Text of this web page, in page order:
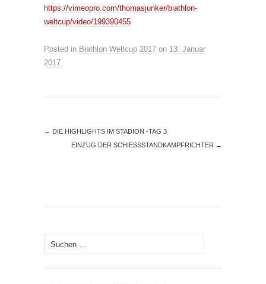
https://vimeopro.com/thomasjunker/biathlon-
weltcup/video/199390455
Posted in Biathlon Weltcup 2017 on 13. Januar
2017.
← DIE HIGHLIGHTS IM STADION -TAG 3
EINZUG DER SCHIESSSTANDKAMPFRICHTER →
Suchen
nach: